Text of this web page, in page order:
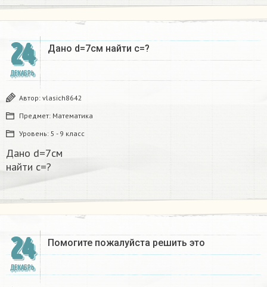
24
ДЕКАБРЬ
Дано d=7см найти с=?​
Автор: vlasich8642
Предмет: Математика
Уровень: 5 - 9 класс
Дано d=7см
найти с=?​
24
ДЕКАБРЬ
Помогите пожалуйста решить это